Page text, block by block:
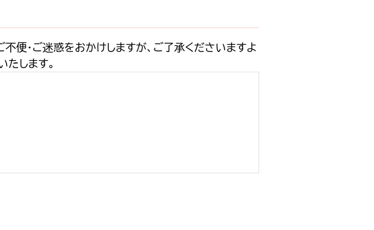
便・ご迷惑をおかけしますが、ご了承くださいますよ
たします。